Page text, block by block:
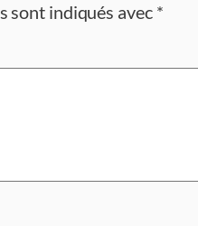
sont indiqués avec *